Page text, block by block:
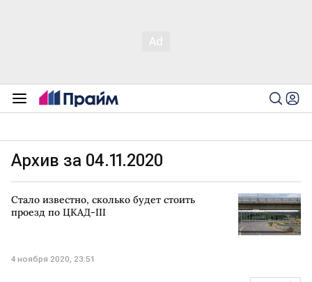
Архив за 04.11.2020
Стало известно, сколько будет стоить
проезд по ЦКАД-III
4 ноября 2020, 23:51